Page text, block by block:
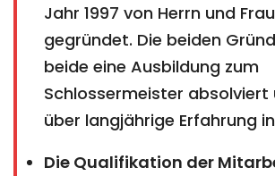
Jahr 1997 von Herrn und
gegründet. Die beiden
beide eine Ausbildung zum
Schlossermeister
über langjährige Erfahrung
Die Qualifikation der